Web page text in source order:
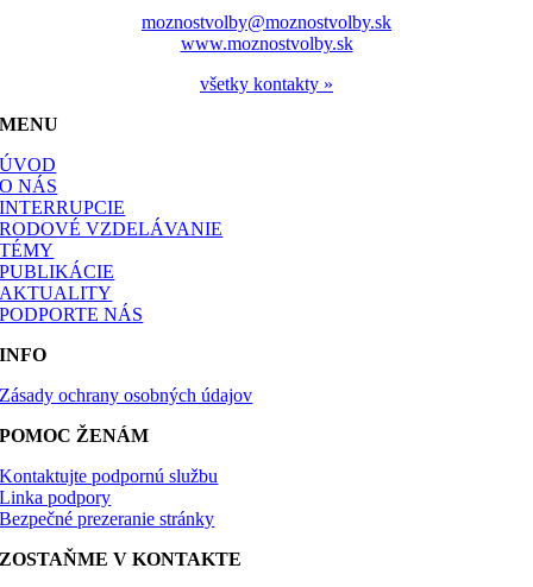
moznostvolby@moznostvolby.sk
www.moznostvolby.sk
všetky kontakty »
MENU
ÚVOD
O NÁS
INTERRUPCIE
RODOVÉ VZDELÁVANIE
TÉMY
PUBLIKÁCIE
AKTUALITY
PODPORTE NÁS
INFO
Zásady ochrany osobných údajov
POMOC ŽENÁM
Kontaktujte podpornú službu
Linka podpory
Bezpečné prezeranie stránky
ZOSTAŇME V KONTAKTE